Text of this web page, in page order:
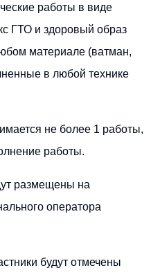
работы в виде
ГТО и здоровый образ
материале (ватман,
в любой технике
не более 1 работы,
работы.
размещены на
оператора
будут отмечены